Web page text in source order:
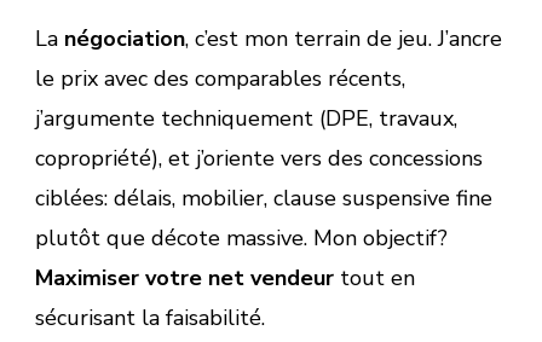
La négociation, c’est mon terrain de jeu. J’ancre
le prix avec des comparables récents,
j’argumente techniquement (DPE, travaux,
copropriété), et j’oriente vers des concessions
ciblées: délais, mobilier, clause suspensive fine
plutôt que décote massive. Mon objectif?
Maximiser votre net vendeur tout en
sécurisant la faisabilité.